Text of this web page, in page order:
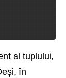
al tuplului,
în